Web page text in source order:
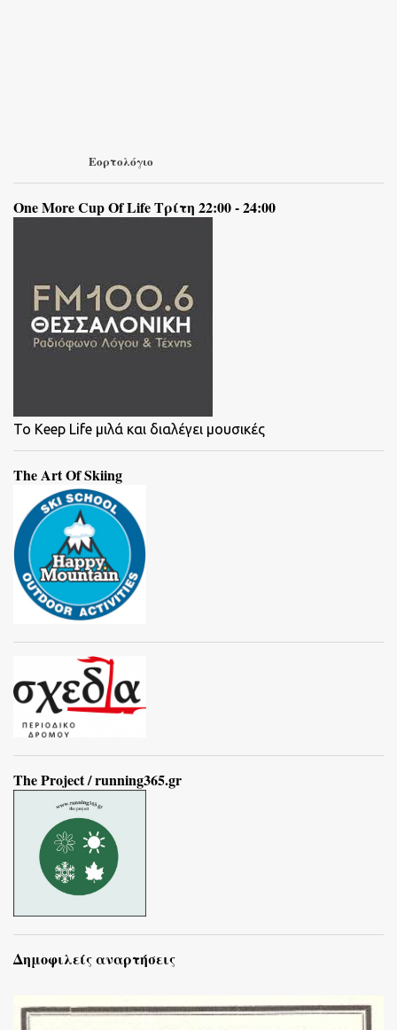
Εορτολόγιο
One More Cup Of Life Τρίτη 22:00 - 24:00
To Keep Life μιλά και διαλέγει μουσικές
The Art Of Skiing
The Project / running365.gr
Δημοφιλείς αναρτήσεις